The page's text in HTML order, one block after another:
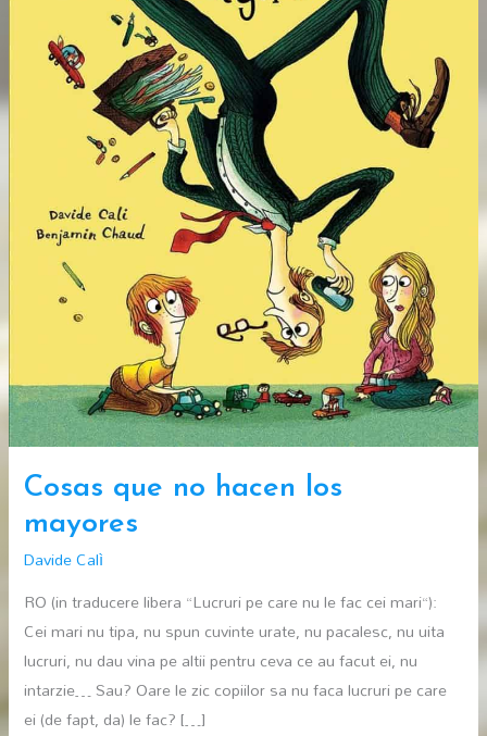
Cosas que no hacen los
mayores
Davide Calì
RO (in traducere libera “Lucruri pe care nu le fac cei mari“):
Cei mari nu tipa, nu spun cuvinte urate, nu pacalesc, nu uita
lucruri, nu dau vina pe altii pentru ceva ce au facut ei, nu
intarzie… Sau? Oare le zic copiilor sa nu faca lucruri pe care
ei (de fapt, da) le fac? […]